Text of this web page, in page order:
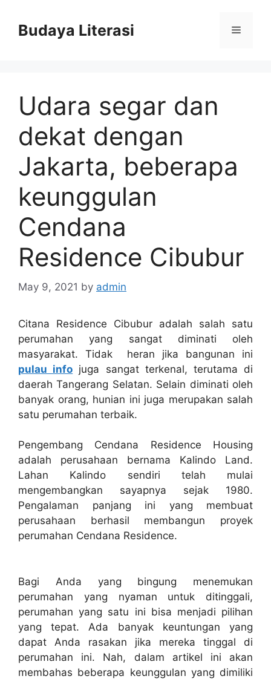
contentBudaya Literasi Menu
Udara segar dan
dekat dengan
Jakarta, beberapa
keunggulan
Cendana
Residence Cibubur
May 9, 2021 by admin
Citana Residence Cibubur adalah salah satu
perumahan yang sangat diminati oleh
masyarakat. Tidak heran jika bangunan ini
pulau info juga sangat terkenal, terutama di
daerah Tangerang Selatan. Selain diminati oleh
banyak orang, hunian ini juga merupakan salah
satu perumahan terbaik.
Pengembang Cendana Residence Housing
adalah perusahaan bernama Kalindo Land.
Lahan Kalindo sendiri telah mulai
mengembangkan sayapnya sejak 1980.
Pengalaman panjang ini yang membuat
perusahaan berhasil membangun proyek
perumahan Cendana Residence.
Bagi Anda yang bingung menemukan
perumahan yang nyaman untuk ditinggali,
perumahan yang satu ini bisa menjadi pilihan
yang tepat. Ada banyak keuntungan yang
dapat Anda rasakan jika mereka tinggal di
perumahan ini. Nah, dalam artikel ini akan
membahas beberapa keunggulan yang dimiliki